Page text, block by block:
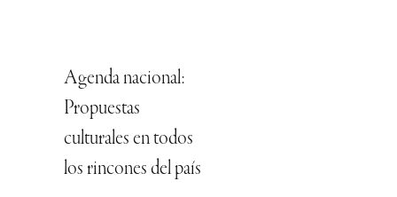
Agenda nacional:
Propuestas
culturales en todos
los rincones del país